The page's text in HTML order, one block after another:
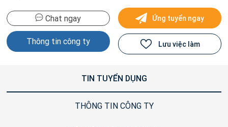
Chat ngay
Thông tin công ty
Ứng tuyển ngay
Lưu việc làm
TIN TUYỂN DỤNG
THÔNG TIN CÔNG TY